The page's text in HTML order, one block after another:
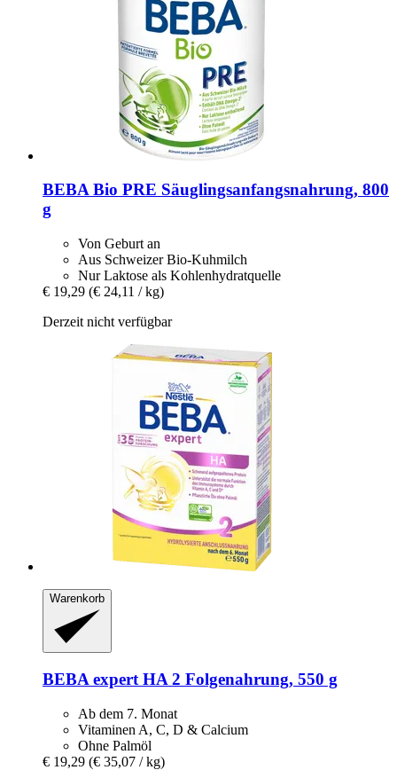
BEBABio PRE Säuglingsanfangsnahrung, 800
g
Von Geburt an
Aus Schweizer Bio-Kuhmilch
Nur Laktose als Kohlenhydratquelle
€ 19,29 (€ 24,11 / kg)
Derzeit nicht verfügbar
Warenkorb
BEBA expert HA 2 Folgenahrung, 550 g
Ab dem 7. Monat
Vitaminen A, C, D & Calcium
Ohne Palmöl
€ 19,29 (€ 35,07 / kg)